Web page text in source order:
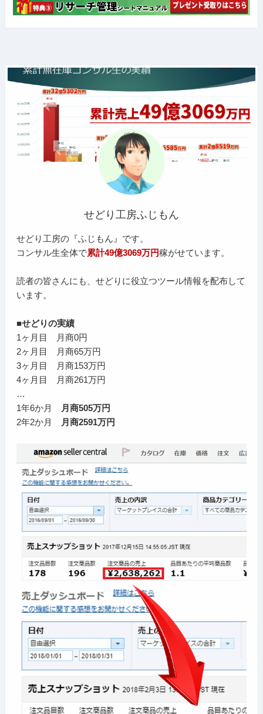
せどり工房ふじもん
せどり工房の『ふじもん』です。
コンサル生全体で累計49億3069万円稼がせています。
読者の皆さんにも、せどりに役立つツール情報を配布して
います。
■せどりの実績
1ヶ月目 月商0円
2ヶ月目 月商65万円
3ヶ月目 月商153万円
4ヶ月目 月商261万円
…
1年6か月
月商505万円
2年2か月
月商2591万円